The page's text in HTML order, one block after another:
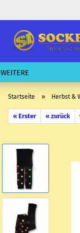
WEITERE
Startseite » Herbst &
« Erster « zurück